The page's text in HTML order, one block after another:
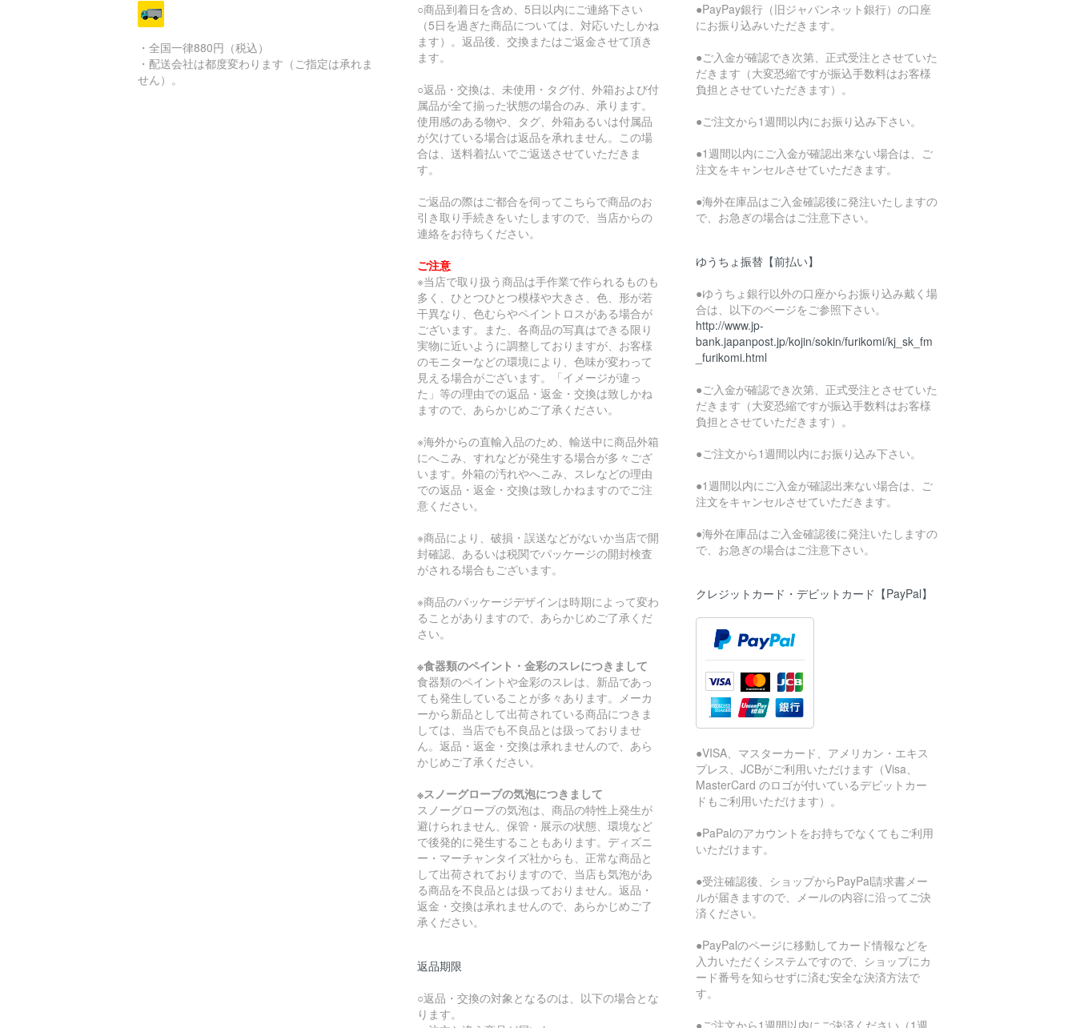
・全国一律880円（税込）
・配送会社は都度変わります（ご指定は承れま
せん）。
○商品到着日を含め、5日以内にご連絡下さい
（5日を過ぎた商品については、対応いたしかね
ます）。返品後、交換またはご返金させて頂き
ます。
○返品・交換は、未使用・タグ付、外箱および付
属品が全て揃った状態の場合のみ、承ります。
使用感のある物や、タグ、外箱あるいは付属品
が欠けている場合は返品を承れません。この場
合は、送料着払いでご返送させていただきま
す。
ご返品の際はご都合を伺ってこちらで商品のお
引き取り手続きをいたしますので、当店からの
連絡をお待ちください。
ご注意
※当店で取り扱う商品は手作業で作られるものも
多く、ひとつひとつ模様や大きさ、色、形が若
干異なり、色むらやペイントロスがある場合が
ございます。また、各商品の写真はできる限り
実物に近いように調整しておりますが、お客様
のモニターなどの環境により、色味が変わって
見える場合がございます。「イメージが違っ
た」等の理由での返品・返金・交換は致しかね
ますので、あらかじめご了承ください。
※海外からの直輸入品のため、輸送中に商品外箱
にへこみ、すれなどが発生する場合が多々ござ
います。外箱の汚れやへこみ、スレなどの理由
での返品・返金・交換は致しかねますのでご注
意ください。
※商品により、破損・誤送などがないか当店で開
封確認、あるいは税関でパッケージの開封検査
がされる場合もございます。
※商品のパッケージデザインは時期によって変わ
ることがありますので、あらかじめご了承くだ
さい。
※食器類のペイント・金彩のスレにつきまして
食器類のペイントや金彩のスレは、新品であっ
ても発生していることが多々あります。メーカ
ーから新品として出荷されている商品につきま
しては、当店でも不良品とは扱っておりませ
ん。返品・返金・交換は承れませんので、あら
かじめご了承ください。
※スノーグローブの気泡につきまして
スノーグローブの気泡は、商品の特性上発生が
避けられません、保管・展示の状態、環境など
で後発的に発生することもあります。ディズニ
ー・マーチャンタイズ社からも、正常な商品と
して出荷されておりますので、当店も気泡があ
る商品を不良品とは扱っておりません。返品・
返金・交換は承れませんので、あらかじめご了
承ください。
返品期限
○返品・交換の対象となるのは、以下の場合とな
ります。
●PayPay銀行（旧ジャパンネット銀行）の口座
にお振り込みいただきます。
●ご入金が確認でき次第、正式受注とさせていた
だきます（大変恐縮ですが振込手数料はお客様
負担とさせていただきます）。
●ご注文から1週間以内にお振り込み下さい。
●1週間以内にご入金が確認出来ない場合は、ご
注文をキャンセルさせていただきます。
●海外在庫品はご入金確認後に発注いたしますの
で、お急ぎの場合はご注意下さい。
ゆうちょ振替【前払い】
●ゆうちょ銀行以外の口座からお振り込み戴く場
合は、以下のページをご参照下さい。
http://www.jp-
bank.japanpost.jp/kojin/sokin/furikomi/kj_sk_fm
_furikomi.html
●ご入金が確認でき次第、正式受注とさせていた
だきます（大変恐縮ですが振込手数料はお客様
負担とさせていただきます）。
●ご注文から1週間以内にお振り込み下さい。
●1週間以内にご入金が確認出来ない場合は、ご
注文をキャンセルさせていただきます。
●海外在庫品はご入金確認後に発注いたしますの
で、お急ぎの場合はご注意下さい。
クレジットカード・デビットカード【PayPal】
●VISA、マスターカード、アメリカン・エキス
プレス、JCBがご利用いただけます（Visa、
MasterCard のロゴが付いているデビットカー
ドもご利用いただけます）。
●PaPalのアカウントをお持ちでなくてもご利用
いただけます。
●受注確認後、ショップからPayPal請求書メー
ルが届きますので、メールの内容に沿ってご決
済ください。
●PayPalのページに移動してカード情報などを
入力いただくシステムですので、ショップにカ
ード番号を知らせずに済む安全な決済方法で
す。
●ご注文から1週間以内にご決済ください（1週